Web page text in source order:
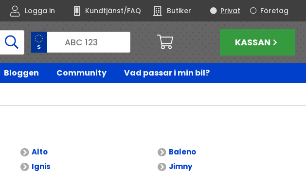
Logga in Kundtjänst/FAQ Butiker Företag
Privat
KASSAN
Bloggen Community
Vad passar i min bil?
Alto
Baleno
Ignis
Jimny